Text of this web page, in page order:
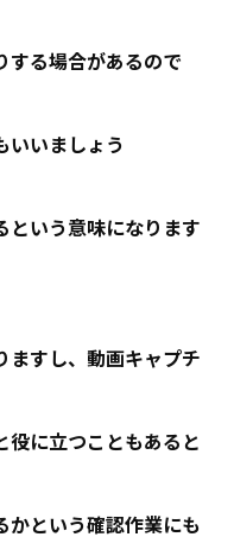
する場合があるので
いいましょう
という意味になります
ますし、動画キャプチ
役に立つこともあると
かという確認作業にも